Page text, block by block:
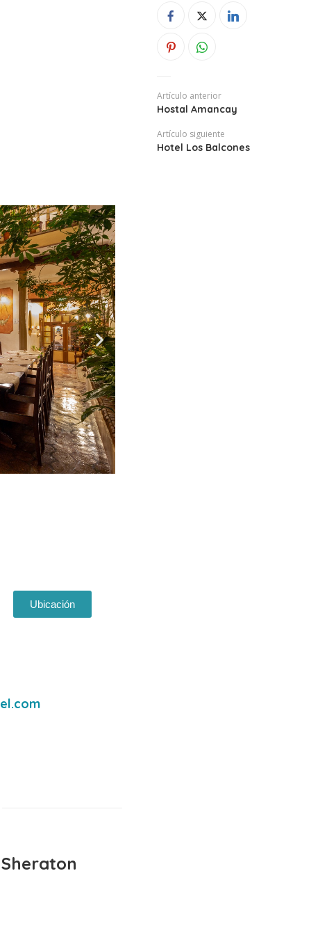
Ubicación
Artículo anterior
Hostal Amancay
Artículo siguiente
Hotel Los Balcones